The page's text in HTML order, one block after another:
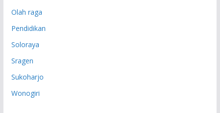
Olah raga
Pendidikan
Soloraya
Sragen
Sukoharjo
Wonogiri